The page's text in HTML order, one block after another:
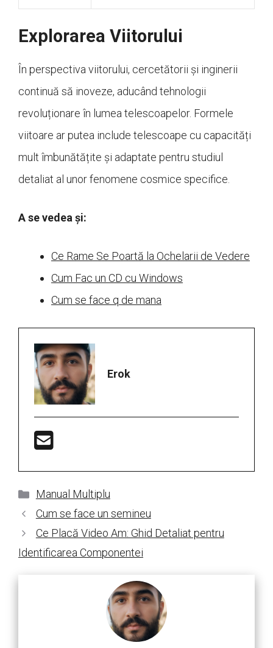
Explorarea Viitorului
În perspectiva viitorului, cercetătorii și inginerii
continuă să inoveze, aducând tehnologii
revoluționare în lumea telescoapelor. Formele
viitoare ar putea include telescoape cu capacități
mult îmbunătățite și adaptate pentru studiul
detaliat al unor fenomene cosmice specifice.
A se vedea și:
Ce Rame Se Poartă la Ochelarii de Vedere
Cum Fac un CD cu Windows
Cum se face q de mana
Erok
Categorii
Manual Multiplu
Cum se face un semineu
Ce Placă Video Am: Ghid Detaliat pentru
Identificarea Componentei